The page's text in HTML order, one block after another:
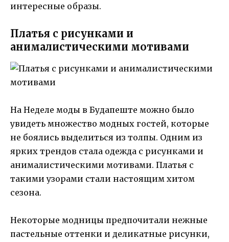
интересные образы.
Платья с рисунками и
анималистическими мотивами
На Неделе моды в Будапеште можно было
увидеть множество модных гостей, которые
не боялись выделиться из толпы. Одним из
ярких трендов стала одежда с рисунками и
анималистическими мотивами. Платья с
такими узорами стали настоящим хитом
сезона.
Некоторые модницы предпочитали нежные
пастельные оттенки и деликатные рисунки,